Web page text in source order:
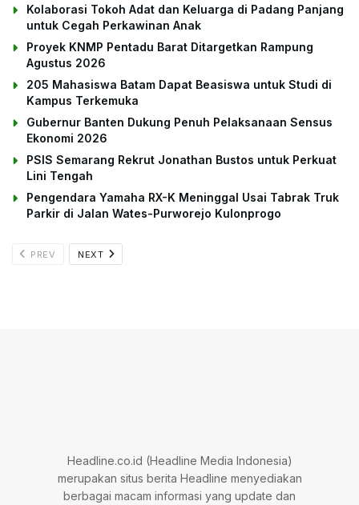
Kolaborasi Tokoh Adat dan Keluarga di Padang Panjang
untuk Cegah Perkawinan Anak
Proyek KNMP Pentadu Barat Ditargetkan Rampung
Agustus 2026
205 Mahasiswa Batam Dapat Beasiswa untuk Studi di
Kampus Terkemuka
Gubernur Banten Dukung Penuh Pelaksanaan Sensus
Ekonomi 2026
PSIS Semarang Rekrut Jonathan Bustos untuk Perkuat
Lini Tengah
Pengendara Yamaha RX-K Meninggal Usai Tabrak Truk
Parkir di Jalan Wates-Purworejo Kulonprogo
PREV NEXT
Headline.co.id (Headline Media Indonesia)
merupakan situs berita Headline menyediakan
berbagai macam informasi yang update dan